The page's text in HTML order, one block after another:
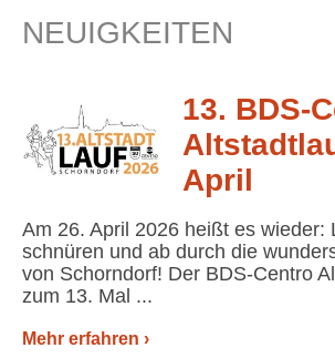
NEUIGKEITEN
13. BDS-
April
Am 26. April 2026 heißt es wieder:
schnüren und ab durch die
von Schorndorf! Der BDS-Centro
zum 13. Mal ...
Mehr erfahren ›